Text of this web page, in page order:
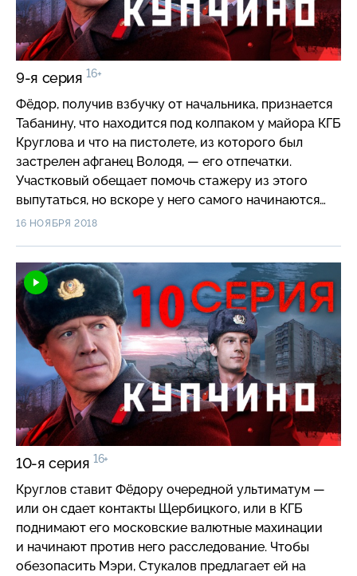
9-я серия 16+
Фёдор, получив взбучку от начальника, признается
Табанину, что находится под колпаком у майора КГБ
Круглова и что на пистолете, из которого был
застрелен афганец Володя, — его отпечатки.
Участковый обещает помочь стажеру из этого
выпутаться, но вскоре у него самого начинаются
нешуточные проблемы с КГБ. Иностранец Стив,
16 НОЯБРЯ 2018
10-я серия 16+
Круглов ставит Фёдору очередной ультиматум —
или он сдает контакты Щербицкого, или в КГБ
поднимают его московские валютные махинации
и начинают против него расследование. Чтобы
обезопасить Мэри, Стукалов предлагает ей на